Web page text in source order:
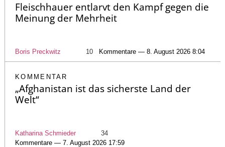
Fleischhauer entlarvt den Kampf gegen die
Meinung der Mehrheit
Boris Preckwitz 10 Kommentare — 8. August 2026 8:04
KOMMENTAR
„Afghanistan ist das sicherste Land der
Welt“
Katharina Schmieder
34
Kommentare — 7. August 2026 17:59